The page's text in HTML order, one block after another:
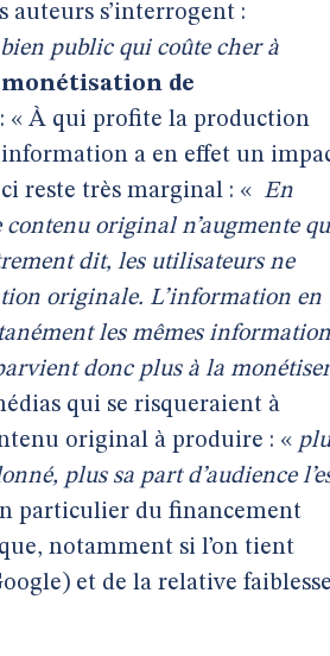
auteurs s’interrogent :
public qui coûte cher à
de
« À qui profite la production
a en effet un
reste très marginal : « En
original n’augmente
dit, les utilisateurs ne
originale. L’information en
les mêmes
donc plus à la monétiser
qui se risqueraient à
original à produire : «
plus sa part d’audience
particulier du financement
notamment si l’on tient
et de la relative